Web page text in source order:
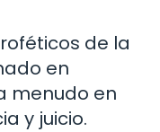
de la
en
menudo en
y juicio.